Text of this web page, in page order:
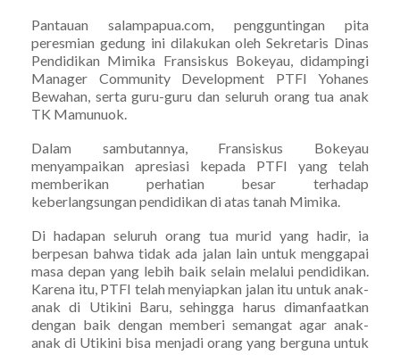
Pantauan salampapua.com, pengguntingan pita
peresmian gedung ini dilakukan oleh Sekretaris Dinas
Pendidikan Mimika Fransiskus Bokeyau, didampingi
Manager Community Development PTFI Yohanes
Bewahan, serta guru-guru dan seluruh orang tua anak
TK Mamunuok.
Dalam sambutannya, Fransiskus Bokeyau
menyampaikan apresiasi kepada PTFI yang telah
memberikan perhatian besar terhadap
keberlangsungan pendidikan di atas tanah Mimika.
Di hadapan seluruh orang tua murid yang hadir, ia
berpesan bahwa tidak ada jalan lain untuk menggapai
masa depan yang lebih baik selain melalui pendidikan.
Karena itu, PTFI telah menyiapkan jalan itu untuk anak-
anak di Utikini Baru, sehingga harus dimanfaatkan
dengan baik dengan memberi semangat agar anak-
anak di Utikini bisa menjadi orang yang berguna untuk